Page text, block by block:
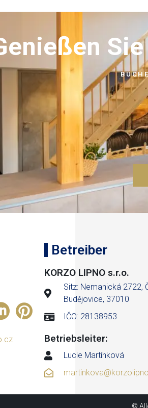
Betreiber
KORZO LIPNO s.r.o.
Sitz: Nemanická 2722,
Budějovice, 37010
IČO: 28138953
Betriebsleiter:
Lucie Martínková
©